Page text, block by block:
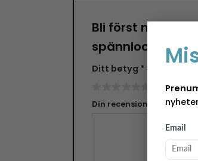
Email
Bli först med att
spännlock –
Ditt betyg *
Din recension